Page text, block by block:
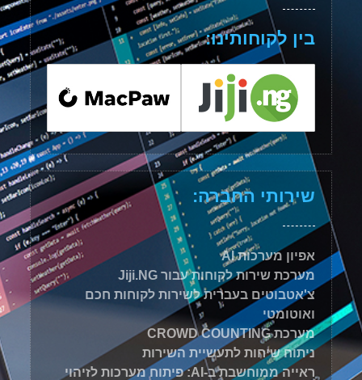
בין לקוחותינו:
שירותי החברה:
אפיון מערכות AI
מערכת שירות לקוחות עבור Jiji.NG
צ'אטבוטים בעברית לשירות לקוחות חכם
ואוטומטי
מערכת CROWD COUNTING
ניתוח שיחות לתעשיית השירות
ראייה ממוחשבת ב-AI: פיתוח מערכות לזיהוי